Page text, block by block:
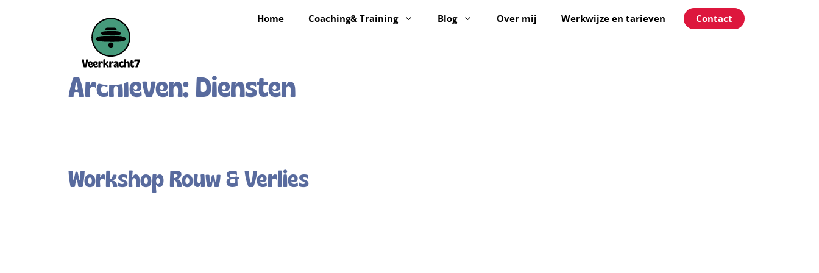
Home Coaching& Training Blog Over mij Werkwijze en tarieven Contact
Archieven: Diensten
Workshop Rouw & Verlies